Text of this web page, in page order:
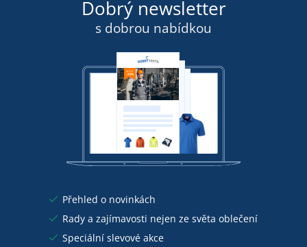
Dobrý newsletter
s dobrou nabídkou
Přehled o novinkách
Rady a zajímavosti nejen ze světa oblečení
Speciální slevové akce